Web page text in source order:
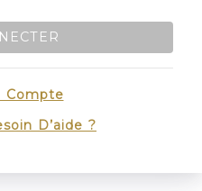
Compte
D’aide ?